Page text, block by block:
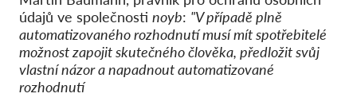
údajů ve společnosti noyb: "V případě plně
automatizovaného rozhodnutí musí mít spotřebitelé
možnost zapojit skutečného člověka, předložit svůj
vlastní názor a napadnout automatizované
rozhodnutí